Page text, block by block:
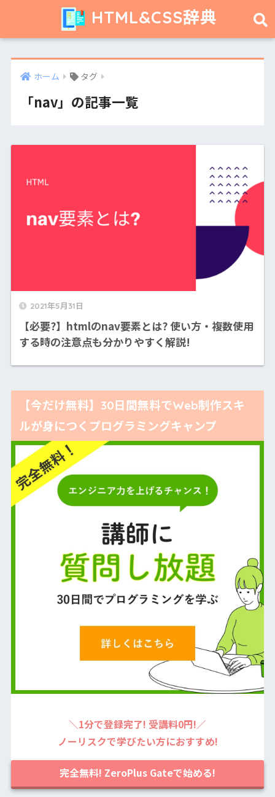
HTML&CSS辞典
ホーム タグ
「nav」の記事一覧
2021年5月31日
【必要?】htmlのnav要素とは? 使い方・複数使用
する時の注意点も分かりやすく解説!
【今だけ無料】30日間無料でWeb制作スキ
ルが身につくプログラミングキャンプ
＼1分で登録完了! 受講料0円!／
ノーリスクで学びたい方におすすめ!
完全無料! ZeroPlus Gateで始める!